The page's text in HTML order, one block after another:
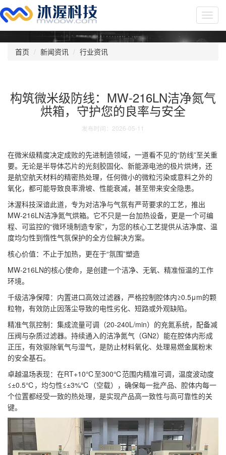
首页 新闻资讯 行业资讯
构筑微米级防线：MW-216LN洁净氮气
烘箱，守护您的良率与安全
发布时间：2026-05-11
在微米级精度决定成败的先进制造领域，一道看不见的“防线”至关重
要。无论是半导体芯片的光刻胶固化、新能源电池的极片烘烤，还
是航空航天材料的精密热处理，任何微小的微粒污染或意料之外的
氧化，都可能导致良率滑坡、性能衰减，甚至带来安全隐患。
沐渥科技深谙此道，专为对洁净与气氛有严苛要求的工艺，推出
MW-216LN洁净氮气烘箱。它不只是一台加热设备，更是一个可编
程、可监控的“微环境制造专家”，为您的核心工艺提供从洁净度、温
度均匀性到惰性气氛保护的全方位解决方案。
核心价值：不止于加热，更在于“氛围”塑造
MW-216LN的核心使命，是创建一个洁净、无氧、精准恒温的工作
环境。
千级洁净保障：内置进口高效过滤器，严格控制腔体内≥0.5μm的颗
粒物，有效防止因落尘导致的电性劣化、短路或外观缺陷。
精准气氛控制：集成流量可调（20-240L/min）的充氮系统，配备减
压阀与杂质过滤器。持续通入的洁净氮气（GN2）能在腔体内形成
正压，有效驱除氧气与湿气，是防止材料氧化、处理易燃金属粉末
的安全基石。
卓越温场表现：在RT+10℃至300℃范围内精准可调，温度波动度
≤±0.5℃，均匀性≤±3%℃（空载），确保每一批产品、腔体内每一
个位置都经受一致的热处理，是实现产品高一致性与高可靠性的关
键。